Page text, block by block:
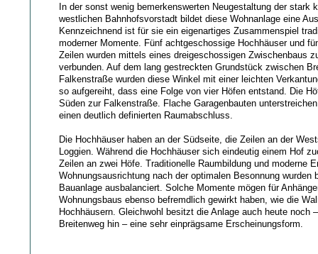
In der sonst wenig bemerkenswerten Neugestaltung der stark
westlichen Bahnhofsvorstadt bildet diese Wohnanlage eine
Kennzeichnend ist für sie ein eigenartiges Zusammenspiel
moderner Momente. Fünf achtgeschossige Hochhäuser und
Zeilen wurden mittels eines dreigeschossigen Zwischenbaus
verbunden. Auf dem lang gestreckten Grundstück zwischen
Falkenstraße wurden diese Winkel mit einer leichten
so aufgereiht, dass eine Folge von vier Höfen entstand. Die
Süden zur Falkenstraße. Flache Garagenbauten
einen deutlich definierten Raumabschluss.
Die Hochhäuser haben an der Südseite, die Zeilen an der
Loggien. Während die Hochhäuser sich eindeutig einem Hof
Zeilen an zwei Höfe. Traditionelle Raumbildung und moderne
Wohnungsausrichtung nach der optimalen Besonnung wurden
Bauanlage ausbalanciert. Solche Momente mögen für
Wohnungsbaus ebenso befremdlich gewirkt haben, wie die
Hochhäusern. Gleichwohl besitzt die Anlage auch heute noch
Breitenweg hin – eine sehr einprägsame Erscheinungsform.